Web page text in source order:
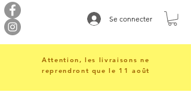
Se connecter
Attention, les livraisons ne
reprendront que le 11 août